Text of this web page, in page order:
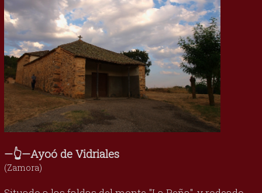
—👆—Ayoó de Vidriales
(Zamora)